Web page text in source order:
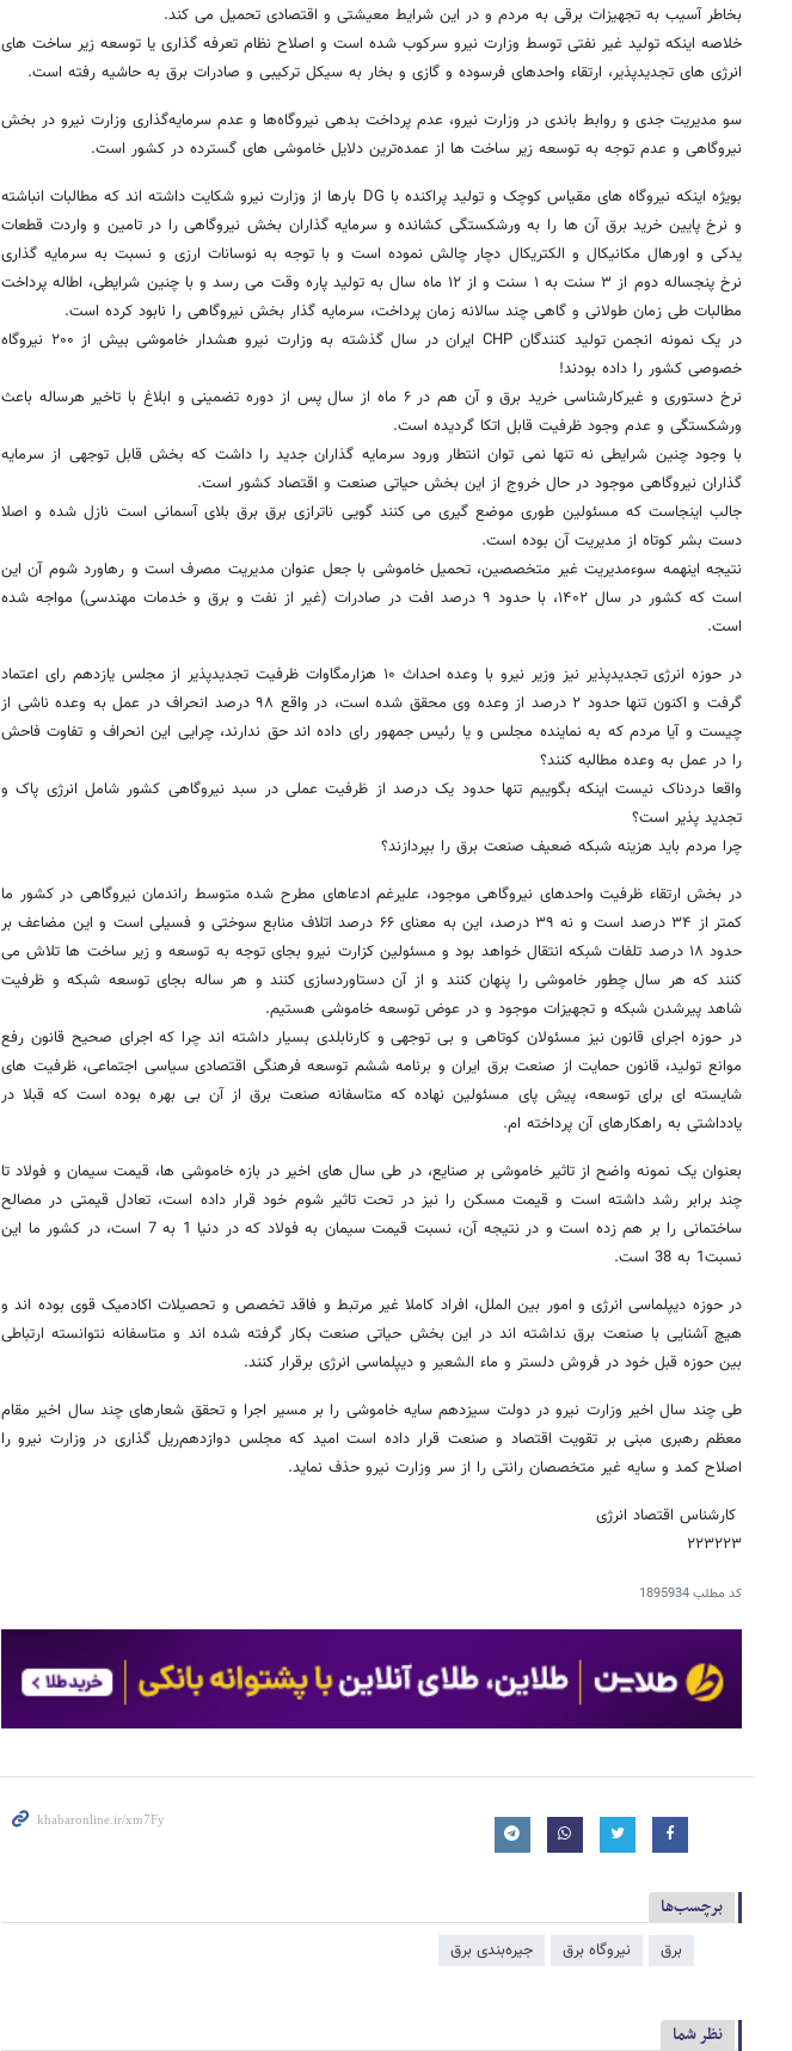
بخاطر آسیب به تجهیزات برقی به مردم و در این شرایط معیشتی و اقتصادی تحمیل می کند.
خلاصه اینکه تولید غیر نفتی توسط وزارت نیرو سرکوب شده است و اصلاح نظام تعرفه گذاری یا توسعه زیر ساخت های
انرژی های تجدیدپذیر، ارتقاء واحدهای فرسوده و گازی و بخار به سیکل ترکیبی و صادرات برق به حاشیه رفته است.
سو مدیریت جدی و روابط باندی در وزارت نیرو، عدم پرداخت بدهی نیروگاه‌ها و عدم سرمایه‌گذاری وزارت نیرو در بخش
نیروگاهی و عدم توجه به توسعه زیر ساخت ها از عمده‌ترین دلایل خاموشی های گسترده در کشور است.
بویژه اینکه نیروگاه های مقیاس کوچک و تولید پراکنده با DG بارها از وزارت نیرو شکایت داشته اند که مطالبات انباشته
و نرخ پایین خرید برق آن ها را به ورشکستگی کشانده و سرمایه گذاران بخش نیروگاهی را در تامین و واردت قطعات
یدکی و اورهال مکانیکال و الکتریکال دچار چالش نموده است و با توجه به نوسانات ارزی و نسبت به سرمایه گذاری
نرخ پنجساله دوم از ۳ سنت به ۱ سنت و از ۱۲ ماه سال به تولید پاره وقت می رسد و با چنین شرایطی، اطاله پرداخت
مطالبات طی زمان طولانی و گاهی چند سالانه زمان پرداخت، سرمایه گذار بخش نیروگاهی را نابود کرده است.
در یک نمونه انجمن تولید کنندگان CHP ایران در سال گذشته به وزارت نیرو هشدار خاموشی بیش از ۲۰۰ نیروگاه
خصوصی کشور را داده بودند!
نرخ دستوری و غیرکارشناسی خرید برق و آن هم در ۶ ماه از سال پس از دوره تضمینی و ابلاغ با تاخیر هرساله باعث
ورشکستگی و عدم وجود ظرفیت قابل اتکا گردیده است.
با وجود چنین شرایطی نه تنها نمی توان انتطار ورود سرمایه گذاران جدید را داشت که بخش قابل توجهی از سرمایه
گذاران نیروگاهی موجود در حال خروج از این بخش حیاتی صنعت و اقتصاد کشور است.
جالب اینجاست که مسئولین طوری موضع گیری می کنند گویی ناترازی برق برق بلای آسمانی است نازل شده و اصلا
دست بشر کوتاه از مدیریت آن بوده است.
نتیجه اینهمه سوءمدیریت غیر متخصصین، تحمیل خاموشی با جعل عنوان مدیریت مصرف است و رهاورد شوم آن این
است که کشور در سال ۱۴۰۲، با حدود ۹ درصد افت در صادرات (غیر از نفت و برق و خدمات مهندسی) مواجه شده
است.
در حوزه انرژی تجدیدپذیر نیز وزیر نیرو با وعده احداث ۱۰ هزارمگاوات ظرفیت تجدیدپذیر از مجلس یازدهم رای اعتماد
گرفت و اکنون تنها حدود ۲ درصد از وعده وی محقق شده است، در واقع ۹۸ درصد انحراف در عمل به وعده ناشی از
چیست و آیا مردم که به نماینده مجلس و یا رئیس جمهور رای داده اند حق ندارند، چرایی این انحراف و تفاوت فاحش
را در عمل به وعده مطالبه کنند؟
واقعا دردناک نیست اینکه بگوییم تنها حدود یک درصد از ظرفیت عملی در سبد نیروگاهی کشور شامل انرژی پاک و
تجدید پذیر است؟
چرا مردم باید هزینه شبکه ضعیف صنعت برق را بپردازند؟
در بخش ارتقاء ظرفیت واحدهای نیروگاهی موجود، علیرغم ادعاهای مطرح شده متوسط راندمان نیروگاهی در کشور ما
کمتر از ۳۴ درصد است و نه ۳۹ درصد، این به معنای ۶۶ درصد اتلاف منابع سوختی و فسیلی است و این مضاعف بر
حدود ۱۸ درصد تلفات شبکه انتقال خواهد بود و مسئولین کزارت نیرو بجای توجه به توسعه و زیر ساخت ها تلاش می
کنند که هر سال چطور خاموشی را پنهان کنند و از آن دستاوردسازی کنند و هر ساله بجای توسعه شبکه و ظرفیت
شاهد پیرشدن شبکه و تجهیزات موجود و در عوض توسعه خاموشی هستیم.
در حوزه اجرای قانون نیز مسئولان کوتاهی و بی توجهی و کارنابلدی بسیار داشته اند چرا که اجرای صحیح قانون رفع
موانع تولید، قانون حمایت از صنعت برق ایران و برنامه ششم توسعه فرهنگی اقتصادی سیاسی اجتماعی، ظرفیت های
شایسته ای برای توسعه، پیش پای مسئولین نهاده که متاسفانه صنعت برق از آن بی بهره بوده است که قبلا در
یادداشتی به راهکارهای آن پرداخته ام‌.
بعنوان یک نمونه واضح از تاثیر خاموشی بر صنایع، در طی سال های اخیر در بازه خاموشی ها، قیمت سیمان و فولاد تا
چند برابر رشد داشته است و قیمت مسکن را نیز در تحت تاثیر شوم خود قرار داده است، تعادل قیمتی در مصالح
ساختمانی را بر هم زده است و در نتیجه آن، نسبت قیمت سیمان به فولاد که در دنیا 1 به 7 است، در کشور ما این
نسبت1 به 38 است.
در حوزه دیپلماسی انرژی و امور بین الملل، افراد کاملا غیر مرتبط و فاقد تخصص و تحصیلات اکادمیک قوی بوده اند و
هیچ آشنایی با صنعت برق نداشته اند در این بخش حیاتی صنعت بکار گرفته شده اند و متاسفانه نتوانسته ارتباطی
بین حوزه قبل خود در فروش دلستر و ماء الشعیر و دیپلماسی انرژی برقرار کنند.
طی چند سال اخیر وزارت نیرو در دولت سیزدهم سایه خاموشی را بر مسیر اجرا و تحقق شعارهای چند سال اخیر مقام
معظم رهبری مبنی بر تقویت اقتصاد و صنعت قرار داده است امید که مجلس دوازدهم‌ریل گذاری در وزارت نیرو را
اصلاح کمد و سایه غیر متخصصان رانتی را از سر وزارت نیرو حذف نماید.
کارشناس اقتصاد انرژی
٢٢٣٢٢٣
کد مطلب1895934
برچسب‌ها
برق نیروگاه برق جیره‌بندی برق
نظر شما